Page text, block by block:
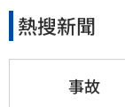
熱搜新聞
事故